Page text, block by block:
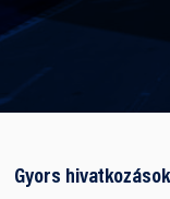
Gyors hivatkozások